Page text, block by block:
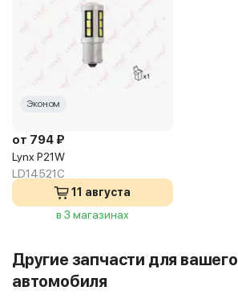
Эконом
от 794 ₽
Lynx P21W
LD14521C
11 августа
в 3 магазинах
Другие запчасти для вашего
автомобиля